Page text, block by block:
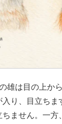
雄は目の上か
入り、目立ち
ちません。一方